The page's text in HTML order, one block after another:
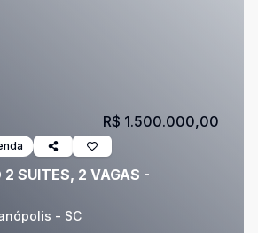
SUITES, 2 VAGAS -
- SC
R$ 1.500.000,00